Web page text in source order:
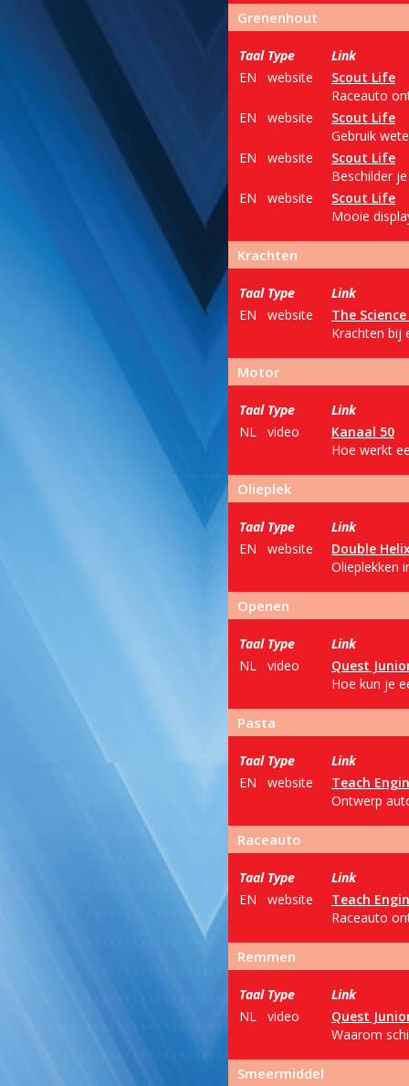
Grenenhout
Taal Type
Link
EN
website
Scout Life
Raceauto
EN
website
Scout Life
Gebruik
EN
website
Scout Life
Beschilder
EN
website
Scout Life
Mooie
Krachten
Taal Type
Link
EN
website
The
Krachten bij
Motor
Taal Type
Link
NL
video
Kanaal 50
Hoe werkt
Olieplek
Taal Type
Link
EN
website
Double
Olieplekken
Openen
Taal Type
Link
NL
video
Quest
Hoe kun je
Pasta
Taal Type
Link
EN
website
Teach
Ontwerp
Raceauto
Taal Type
Link
EN
website
Teach
Raceauto
Remmen
Taal Type
Link
NL
video
Quest
Waarom
Smeermiddel